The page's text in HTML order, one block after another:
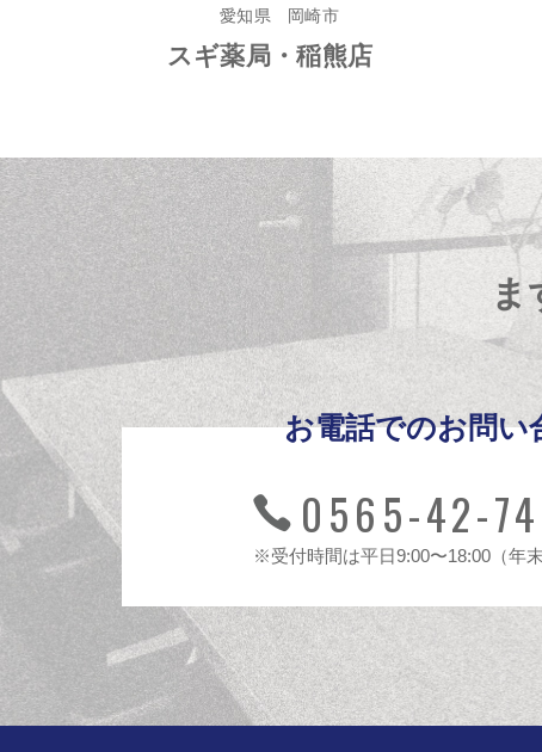
愛知県 岡崎市
スギ薬局・稲熊店
ま
お電話でのお問い
0565-42-
※受付時間は平日9:00〜18:00（年末